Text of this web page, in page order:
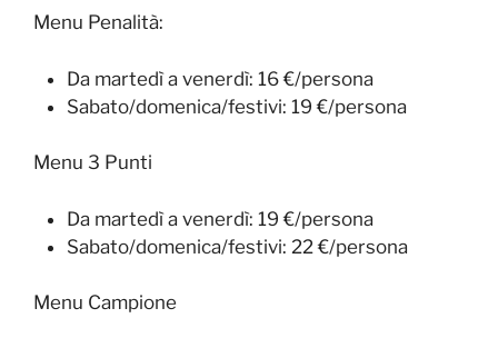
Menu Penalità:
Da martedì a venerdì: 16 €/persona
Sabato/domenica/festivi: 19 €/persona
Menu 3 Punti
Da martedì a venerdì: 19 €/persona
Sabato/domenica/festivi: 22 €/persona
Menu Campione